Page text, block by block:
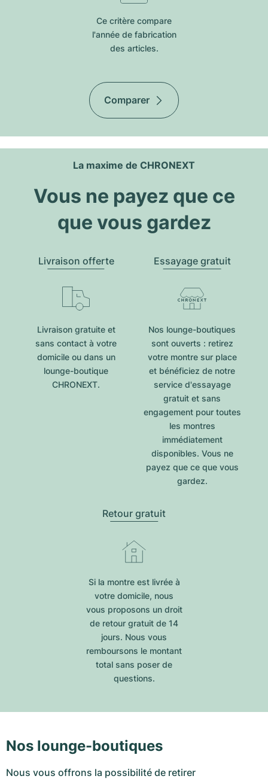
Ce critère compare
l'année de fabrication
des articles.
Comparer
La maxime de CHRONEXT
Vous ne payez que ce
que vous gardez
Livraison offerte
Livraison gratuite et
sans contact à votre
domicile ou dans un
lounge-boutique
CHRONEXT.
Essayage gratuit
Nos lounge-boutiques
sont ouverts : retirez
votre montre sur place
et bénéficiez de notre
service d'essayage
gratuit et sans
engagement pour toutes
les montres
immédiatement
disponibles. Vous ne
payez que ce que vous
gardez.
Retour gratuit
Si la montre est livrée à
votre domicile, nous
vous proposons un droit
de retour gratuit de 14
jours. Nous vous
remboursons le montant
total sans poser de
questions.
Nos lounge-boutiques
Nous vous offrons la possibilité de retirer